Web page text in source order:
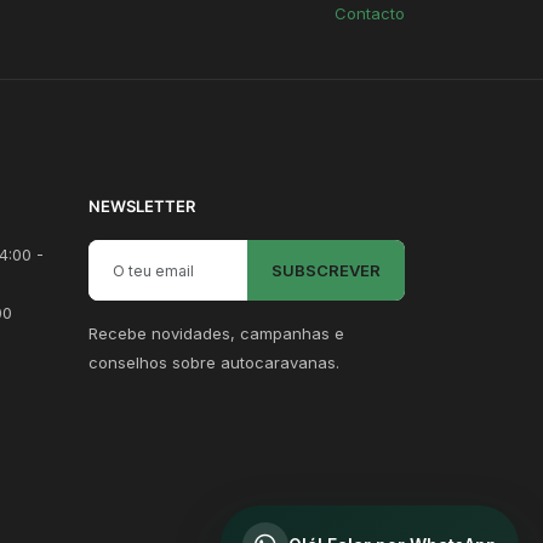
Contacto
-
NEWSLETTER
Email para newsletter
SUBSCREVER
Recebe novidades, campanhas e
conselhos sobre autocaravanas.